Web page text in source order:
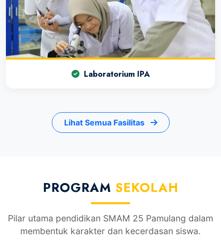
Laboratorium IPA
Lihat Semua Fasilitas
PROGRAM SEKOLAH
Pilar utama pendidikan SMAM 25 Pamulang dalam
membentuk karakter dan kecerdasan siswa.